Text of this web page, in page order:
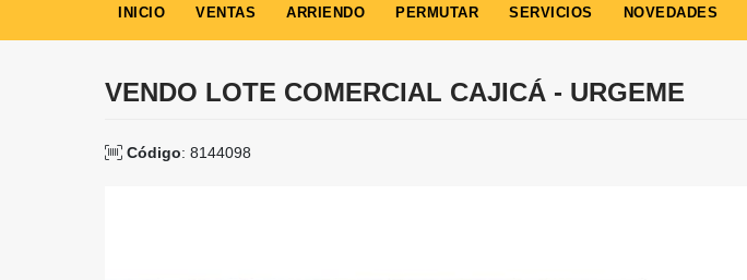
INICIO VENTAS ARRIENDO PERMUTAR SERVICIOS NOVEDADES
VENDO LOTE COMERCIAL CAJICÁ - URGEME
Código: 8144098